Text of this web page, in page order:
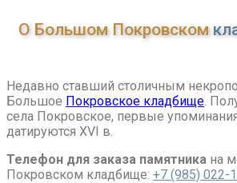
О Большом Покровском
Недавно ставший столичным
Большое Покровское кладбище .
села Покровское, первые
датируются XVI в.
Телефон для заказа памятника на
Покровском кладбище: +7 (985) 022-